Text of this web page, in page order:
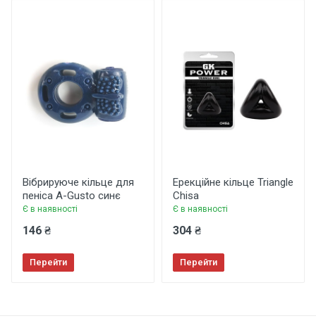
Вібрируюче кільце для
пеніса A-Gusto синє
Є в наявності
146 ₴
Перейти
Ерекційне кільце Triangle
Chisa
Є в наявності
304 ₴
Перейти